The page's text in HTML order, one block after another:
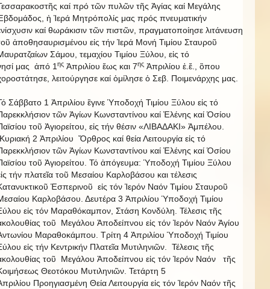
καί πρό τῶν πυλῶν τῆς Ἁγίας καί Μεγάλης
ἡ Ἱερά Μητρόπολίς μας πρός πνευματικήν
καί θωράκισιν τῶν πιστῶν, πραγματοποίησε λιτάνευση
ἀποθησαυρισμένου εἰς τήν Ἱερά Μονή Τιμίου Σταυροῦ
Σάμου, τεμαχίου Τιμίου Ξύλου, εἰς τό
μας ἀπό 1 ης Ἀπριλίου ἕως και 7ης Ἀπριλίου ἐ.ἔ., ὃπου
λειτούργησε καί ὁμίλησε ὁ Σεβ. Ποιμενάρχης μας.
Σάββατο 1 Ἀπριλίου ἒγινε Ὑποδοχή Τιμίου Ξύλου εἰς τό
τῶν Ἁγίων Κωνσταντίνου καί Ἑλένης καί Ὁσίου
τοῦ Ἁγιορείτου, εἰς τήν θέσιν «ΛΙΒΑΔΑΚΙ» Ἀμπέλου.
2 Ἀπριλίου Ὄρθρος καί θεία Λειτουργία εἰς τό
τῶν Ἁγίων Κωνσταντίνου καί Ἑλένης καί Ὁσίου
τοῦ Ἁγιορείτου. Τό ἀπόγευμα: Ὑποδοχή Τιμίου Ξύλου
τήν πλατεῖα τοῦ Μεσαίου Καρλοβάσου και τέλεσις
Ἑσπερινοῦ εἰς τόν Ἱερόν Ναόν Τιμίου Σταυροῦ
Καρλοβάσου. Δευτέρα 3 Ἀπριλίου Ὑποδοχή Τιμίου
εἰς τόν Μαραθόκαμπον, Στάση Κονδύλη. Τέλεσις τῆς
τοῦ Μεγάλου Ἀποδείπνου εἰς τόν Ἱερόν Ναόν Ἁγίου
Μαραθοκάμπου. Τρίτη 4 Ἀπριλίου Ὑποδοχή Τιμίου
εἰς τήν Κεντρικήν Πλατεῖα Μυτιληνιῶν. Τέλεσις τῆς
τοῦ Μεγάλου Ἀποδείπνου εἰς τόν Ἱερόν Ναόν τῆς
Θεοτόκου Μυτιληνιῶν. Τετάρτη 5
Προηγιασμένη Θεία Λειτουργία εἰς τόν Ἱερόν Ναόν τῆς